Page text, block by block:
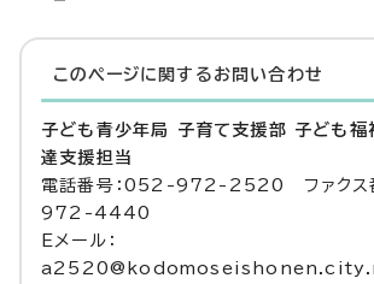
このページに関する お問い合わせ
子ども青少年局 子育て支援部 子ども福
達支援担当
電話番号：052-972-2520 ファクス
972-4440
Eメール：